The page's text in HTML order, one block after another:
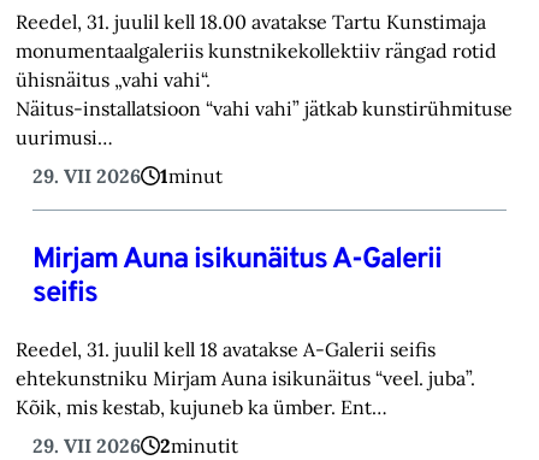
Reedel, 31. juulil kell 18.00 avatakse Tartu Kunstimaja
monumentaalgaleriis kunstnikekollektiiv rängad rotid
ühisnäitus „vahi vahi“.
Näitus-installatsioon “vahi vahi” jätkab kunstirühmituse
uurimusi…
29. VII 2026
1minut
Mirjam Auna isikunäitus A-Galerii
seifis
Reedel, 31. juulil kell 18 avatakse A-Galerii seifis
ehtekunstniku Mirjam Auna isikunäitus “veel. juba”.
Kõik, mis kestab, kujuneb ka ümber. Ent…
29. VII 2026
2minutit